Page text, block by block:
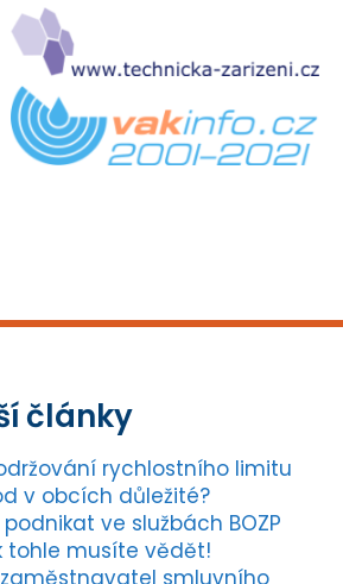
články
rychlostního limitu
v obcích důležité?
ve službách BOZP
tohle musíte vědět!
smluvního